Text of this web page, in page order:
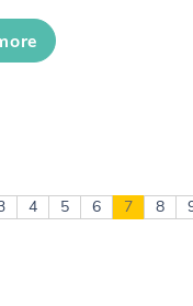
4 5 6 7 8